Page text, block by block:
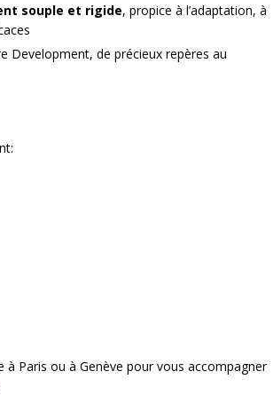
souple et rigide, propice à l’adaptation, à
Development, de précieux repères au
à Paris ou à Genève pour vous accompagner